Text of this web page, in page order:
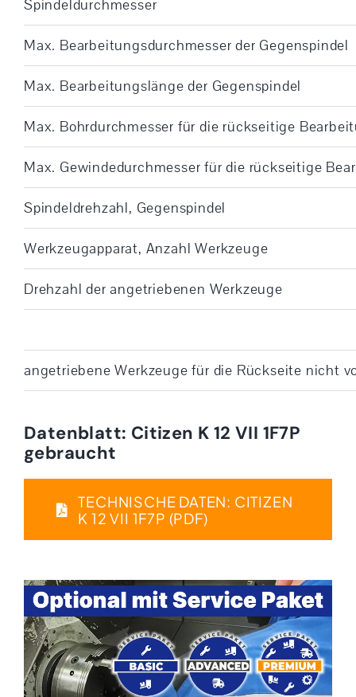
Spindeldurchmesser
Max. Bearbeitungsdurchmesser der Gegenspindel
Max. Bearbeitungslänge der Gegenspindel
Max. Bohrdurchmesser für die rückseitige
Max. Gewindedurchmesser für die rückseitige
Spindeldrehzahl, Gegenspindel
Werkzeugapparat, Anzahl Werkzeuge
Drehzahl der angetriebenen Werkzeuge
angetriebene Werkzeuge für die Rückseite nicht
Datenblatt: Citizen K 12 VII 1F7P
gebraucht
TECHNISCHE DATEN: CITIZEN
K 12 VII 1F7P (PDF)